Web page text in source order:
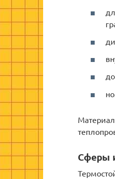
Сферы